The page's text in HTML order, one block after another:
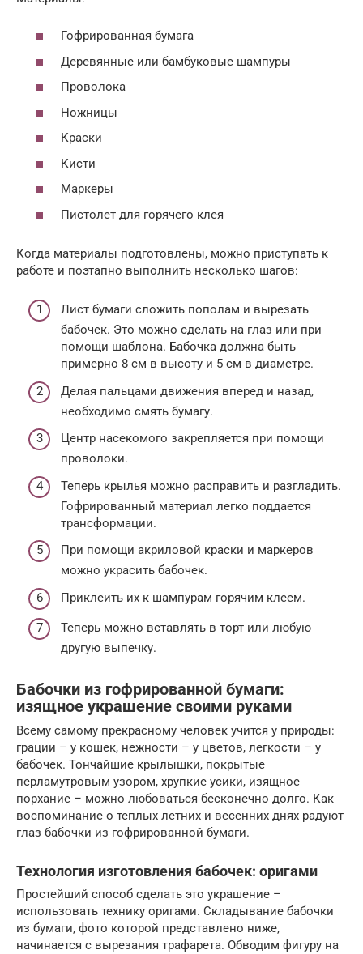
Гофрированная бумага
Деревянные или бамбуковые шампуры
Проволока
Ножницы
Краски
Кисти
Маркеры
Пистолет для горячего клея
Когда материалы подготовлены, можно приступать к
работе и поэтапно выполнить несколько шагов:
Лист бумаги сложить пополам и вырезать
бабочек. Это можно сделать на глаз или при
помощи шаблона. Бабочка должна быть
примерно 8 см в высоту и 5 см в диаметре.
Делая пальцами движения вперед и назад,
необходимо смять бумагу.
Центр насекомого закрепляется при помощи
проволоки.
Теперь крылья можно расправить и разгладить.
Гофрированный материал легко поддается
трансформации.
При помощи акриловой краски и маркеров
можно украсить бабочек.
Приклеить их к шампурам горячим клеем.
Теперь можно вставлять в торт или любую
другую выпечку.
Бабочки из гофрированной бумаги:
изящное украшение своими руками
Всему самому прекрасному человек учится у природы:
грации – у кошек, нежности – у цветов, легкости – у
бабочек. Тончайшие крылышки, покрытые
перламутровым узором, хрупкие усики, изящное
порхание – можно любоваться бесконечно долго. Как
воспоминание о теплых летних и весенних днях радуют
глаз бабочки из гофрированной бумаги.
Технология изготовления бабочек: оригами
Простейший способ сделать это украшение –
использовать технику оригами. Складывание бабочки
из бумаги, фото которой представлено ниже,
начинается с вырезания трафарета. Обводим фигуру на